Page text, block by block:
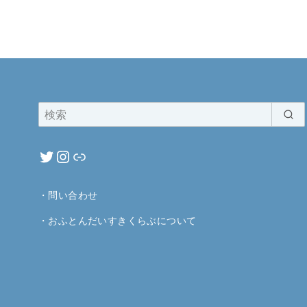
・ 問い合わせ
・ おふとんだいすきくらぶについて